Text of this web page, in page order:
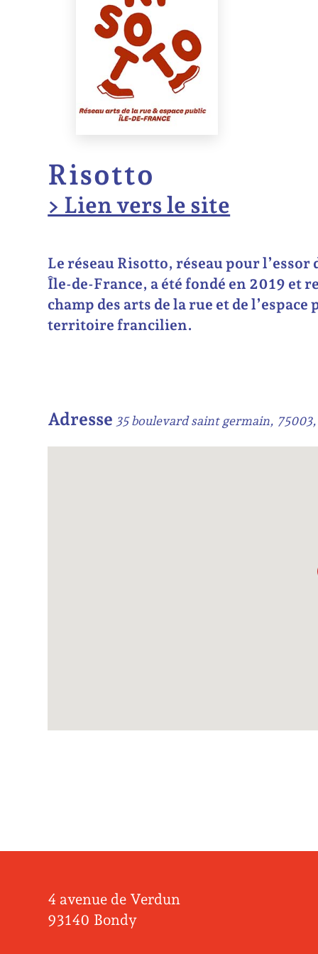
Risotto
> Lien vers le site
Le réseau Risotto, réseau pour l’essor
Île-de-France, a été fondé en 2019 et
champ des arts de la rue et de
territoire francilien.
Adresse 35 boulevard saint germain,
4 avenue de Verdun
93140 Bondy